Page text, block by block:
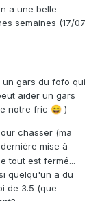
a une belle
semaines (17/07-
un gars du fofo qui
aider un gars
notre fric 😄 )
chasser (ma
mise à
tout est fermé...
quelqu'un a du
de 3.5 (que